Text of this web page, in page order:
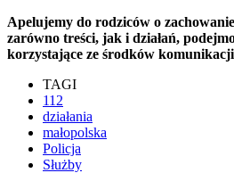
Apelujemy do rodziców o
zarówno treści, jak i działań,
korzystające ze środków
TAGI
112
działania
małopolska
Policja
Służby